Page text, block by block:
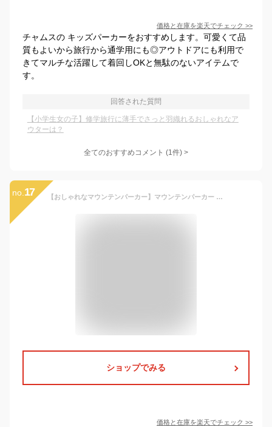
価格と在庫を楽天でチェック >>
チャムスの キッズパーカーをおすすめします。可愛くて品
質もよいから旅行から通学用にも◎アウトドアにも利用で
きてマルチな活躍して着回しOKと無駄のないアイテムで
す。
回答された質問
【小学生女の子】修学旅行に薄手でさっと羽織れるおしゃれなア
ウターは？
全てのおすすめコメント (1件) >
no. 17 【おしゃれなマウンテンパーカー】マウンテンパーカー ウインドブレーカー キッズ 女の子 子供服 ジュニア 小学生 アウター 羽織り ライトアウター ブルゾン ジップアップパーカー パーカー おしゃれ 薄手 軽量 通学 110 120 130 140 150 160 ポケットつき SSS
ショップでみる
価格と在庫を楽天でチェック >>